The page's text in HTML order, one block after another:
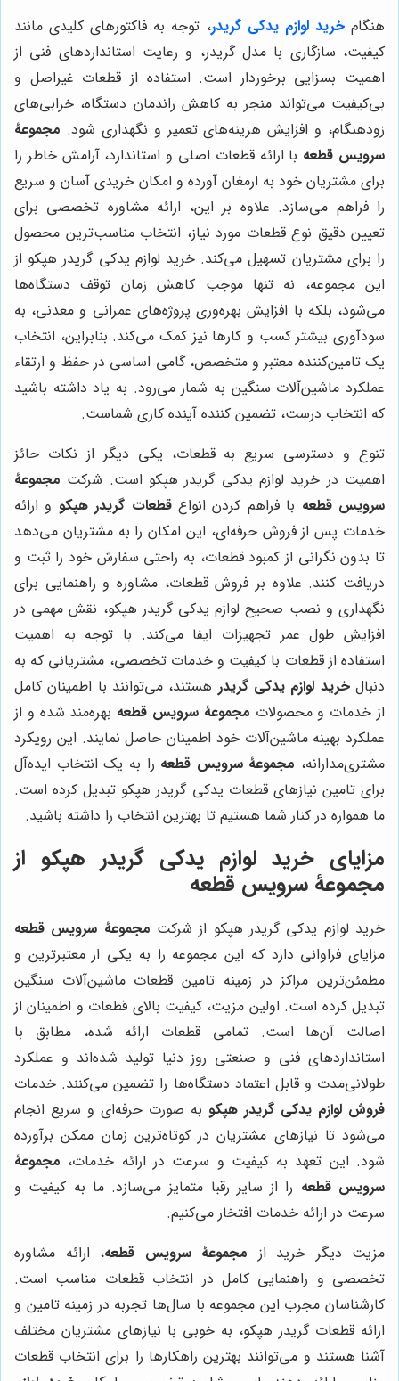
هنگامخرید لوازم یدکی گریدر، توجه به فاکتورهای کلیدی مانند
کیفیت، سازگاری با مدل گریدر، و رعایت استانداردهای فنی از
اهمیت بسزایی برخوردار است. استفاده از قطعات غیراصل و
بی‌کیفیت می‌تواند منجر به کاهش راندمان دستگاه، خرابی‌های
زودهنگام، و افزایش هزینه‌های تعمیر و نگهداری شود. مجموعۀ
سرویس قطعه با ارائه قطعات اصلی و استاندارد، آرامش خاطر را
برای مشتریان خود به ارمغان آورده و امکان خریدی آسان و سریع
را فراهم می‌سازد. علاوه بر این، ارائه مشاوره تخصصی برای
تعیین دقیق نوع قطعات مورد نیاز، انتخاب مناسب‌ترین محصول
را برای مشتریان تسهیل می‌کند. خرید لوازم یدکی گریدر هپکو از
این مجموعه، نه تنها موجب کاهش زمان توقف دستگاه‌ها
می‌شود، بلکه با افزایش بهره‌وری پروژه‌های عمرانی و معدنی، به
سودآوری بیشتر کسب و کارها نیز کمک می‌کند. بنابراین، انتخاب
یک تامین‌کننده معتبر و متخصص، گامی اساسی در حفظ و ارتقاء
عملکرد ماشین‌آلات سنگین به شمار می‌رود. به یاد داشته باشید
که انتخاب درست، تضمین کننده آینده کاری شماست.
تنوع و دسترسی سریع به قطعات، یکی دیگر از نکات حائز
اهمیت در خرید لوازم یدکی گریدر هپکو است. شرکت مجموعۀ
سرویس قطعه با فراهم کردن انواعقطعات گریدر هپکو و ارائه
خدمات پس از فروش حرفه‌ای، این امکان را به مشتریان می‌دهد
تا بدون نگرانی از کمبود قطعات، به راحتی سفارش خود را ثبت و
دریافت کنند. علاوه بر فروش قطعات، مشاوره و راهنمایی برای
نگهداری و نصب صحیح لوازم یدکی گریدر هپکو، نقش مهمی در
افزایش طول عمر تجهیزات ایفا می‌کند. با توجه به اهمیت
استفاده از قطعات با کیفیت و خدمات تخصصی، مشتریانی که به
دنبالخرید لوازم یدکی گریدر هستند، می‌توانند با اطمینان کامل
از خدمات و محصولات مجموعۀ سرویس قطعه بهره‌مند شده و از
عملکرد بهینه ماشین‌آلات خود اطمینان حاصل نمایند. این رویکرد
مشتری‌مدارانه، مجموعۀ سرویس قطعه را به یک انتخاب ایده‌آل
برای تامین نیازهای قطعات یدکی گریدر هپکو تبدیل کرده است.
ما همواره در کنار شما هستیم تا بهترین انتخاب را داشته باشید.
مزایای خرید لوازم یدکی گریدر هپکو از
مجموعۀ سرویس قطعه
خرید لوازم یدکی گریدر هپکو از شرکت مجموعۀ سرویس قطعه
مزایای فراوانی دارد که این مجموعه را به یکی از معتبرترین و
مطمئن‌ترین مراکز در زمینه تامین قطعات ماشین‌آلات سنگین
تبدیل کرده است. اولین مزیت، کیفیت بالای قطعات و اطمینان از
اصالت آن‌ها است. تمامی قطعات ارائه شده، مطابق با
استانداردهای فنی و صنعتی روز دنیا تولید شده‌اند و عملکرد
طولانی‌مدت و قابل اعتماد دستگاه‌ها را تضمین می‌کنند. خدمات
فروش لوازم یدکی گریدر هپکو به صورت حرفه‌ای و سریع انجام
می‌شود تا نیازهای مشتریان در کوتاه‌ترین زمان ممکن برآورده
شود. این تعهد به کیفیت و سرعت در ارائه خدمات، مجموعۀ
سرویس قطعه را از سایر رقبا متمایز می‌سازد. ما به کیفیت و
سرعت در ارائه خدمات افتخار می‌کنیم.
مزیت دیگر خرید از مجموعۀ سرویس قطعه، ارائه مشاوره
تخصصی و راهنمایی کامل در انتخاب قطعات مناسب است.
کارشناسان مجرب این مجموعه با سال‌ها تجربه در زمینه تامین و
ارائه قطعات گریدر هپکو، به خوبی با نیازهای مشتریان مختلف
آشنا هستند و می‌توانند بهترین راهکارها را برای انتخاب قطعات